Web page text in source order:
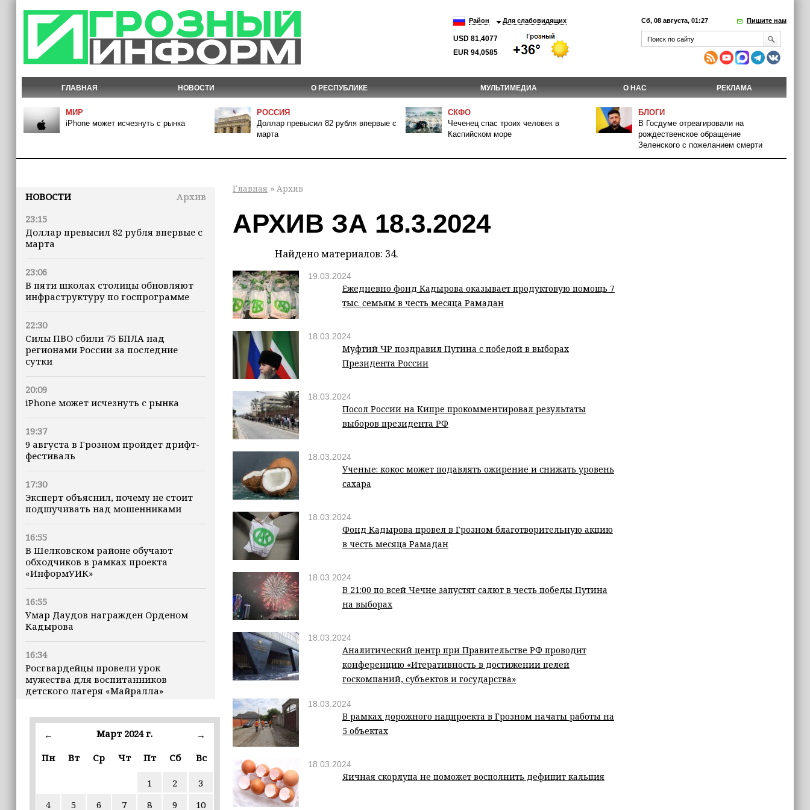
Район Для слабовидящих
USD 81,4077
EUR 94,0585
Сб, 08 августа, 01:27 Пишите нам
ГЛАВНАЯ НОВОСТИ О РЕСПУБЛИКЕ МУЛЬТИМЕДИА О НАС РЕКЛАМА
МИР
iPhone может исчезнуть с рынка
РОССИЯ
Доллар превысил 82 рубля впервые с
марта
СКФО
Чеченец спас троих человек в
Каспийском море
БЛОГИ
В Госдуме отреагировали на
рождественское обращение
Зеленского с пожеланием смерти
НОВОСТИ
Архив
23:15
Доллар превысил 82 рубля впервые с
марта
23:06
В пяти школах столицы обновляют
инфраструктуру по госпрограмме
22:30
Силы ПВО сбили 75 БПЛА над
регионами России за последние
сутки
20:09
iPhone может исчезнуть с рынка
19:37
9 августа в Грозном пройдет дрифт-
фестиваль
17:30
Эксперт объяснил, почему не стоит
подшучивать над мошенниками
16:55
В Шелковском районе обучают
обходчиков в рамках проекта
«ИнформУИК»
16:55
Умар Даудов награжден Орденом
Кадырова
16:34
Росгвардейцы провели урок
мужества для воспитанников
детского лагеря «Майралла»
16:30
Дмитрий Чернышенко: Внутренний
въездной — на 20,1%
← Март 2024 г.
→
Пн
Вт Ср Чт Пт Сб Вс
1 2
3
4
5 6 7 8 9 10
Главная » Архив
АРХИВ ЗА 18.3.2024
Найдено материалов: 34.
19.03.2024
Ежедневно фонд Кадырова оказывает продуктовую помощь 7
тыс. семьям в честь месяца Рамадан
18.03.2024
Муфтий ЧР поздравил Путина с победой в выборах
Президента России
18.03.2024
Посол России на Кипре прокомментировал результаты
выборов президента РФ
18.03.2024
Ученые: кокос может подавлять ожирение и снижать уровень
сахара
18.03.2024
Фонд Кадырова провел в Грозном благотворительную акцию
в честь месяца Рамадан
18.03.2024
В 21:00 по всей Чечне запустят салют в честь победы Путина
на выборах
18.03.2024
Аналитический центр при Правительстве РФ проводит
конференцию «Итеративность в достижении целей
госкомпаний, субъектов и государства»
18.03.2024
В рамках дорожного нацпроекта в Грозном начаты работы на
5 объектах
18.03.2024
Яичная скорлупа не поможет восполнить дефицит кальция